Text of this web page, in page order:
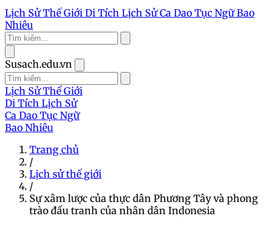
Lịch Sử Thế Giới Di Tích Lịch SửCa Dao Tục NgữBao
Nhiêu
Susach.edu.vn
Lịch Sử Thế Giới
Di Tích Lịch Sử
Ca Dao Tục Ngữ
Bao Nhiêu
Trang chủ
/
Lịch sử thế giới
/
Sự xâm lược của thực dân Phương Tây và phong
trào đấu tranh của nhân dân Indonesia